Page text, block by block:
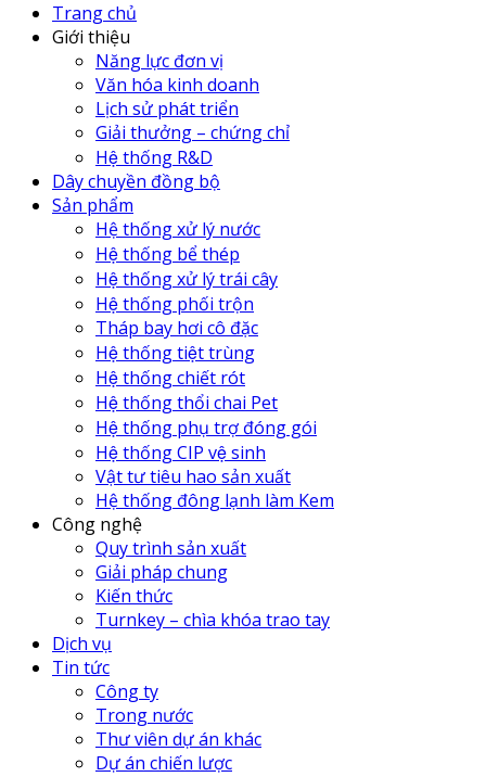
Trang chủ
Giới thiệu
Năng lực đơn vị
Văn hóa kinh doanh
Lịch sử phát triển
Giải thưởng – chứng chỉ
Hệ thống R&D
Dây chuyền đồng bộ
Sản phẩm
Hệ thống xử lý nước
Hệ thống bể thép
Hệ thống xử lý trái cây
Hệ thống phối trộn
Tháp bay hơi cô đặc
Hệ thống tiệt trùng
Hệ thống chiết rót
Hệ thống thổi chai Pet
Hệ thống phụ trợ đóng gói
Hệ thống CIP vệ sinh
Vật tư tiêu hao sản xuất
Hệ thống đông lạnh làm Kem
Công nghệ
Quy trình sản xuất
Giải pháp chung
Kiến thức
Turnkey – chìa khóa trao tay
Dịch vụ
Tin tức
Công ty
Trong nước
Thư viên dự án khác
Dự án chiến lược